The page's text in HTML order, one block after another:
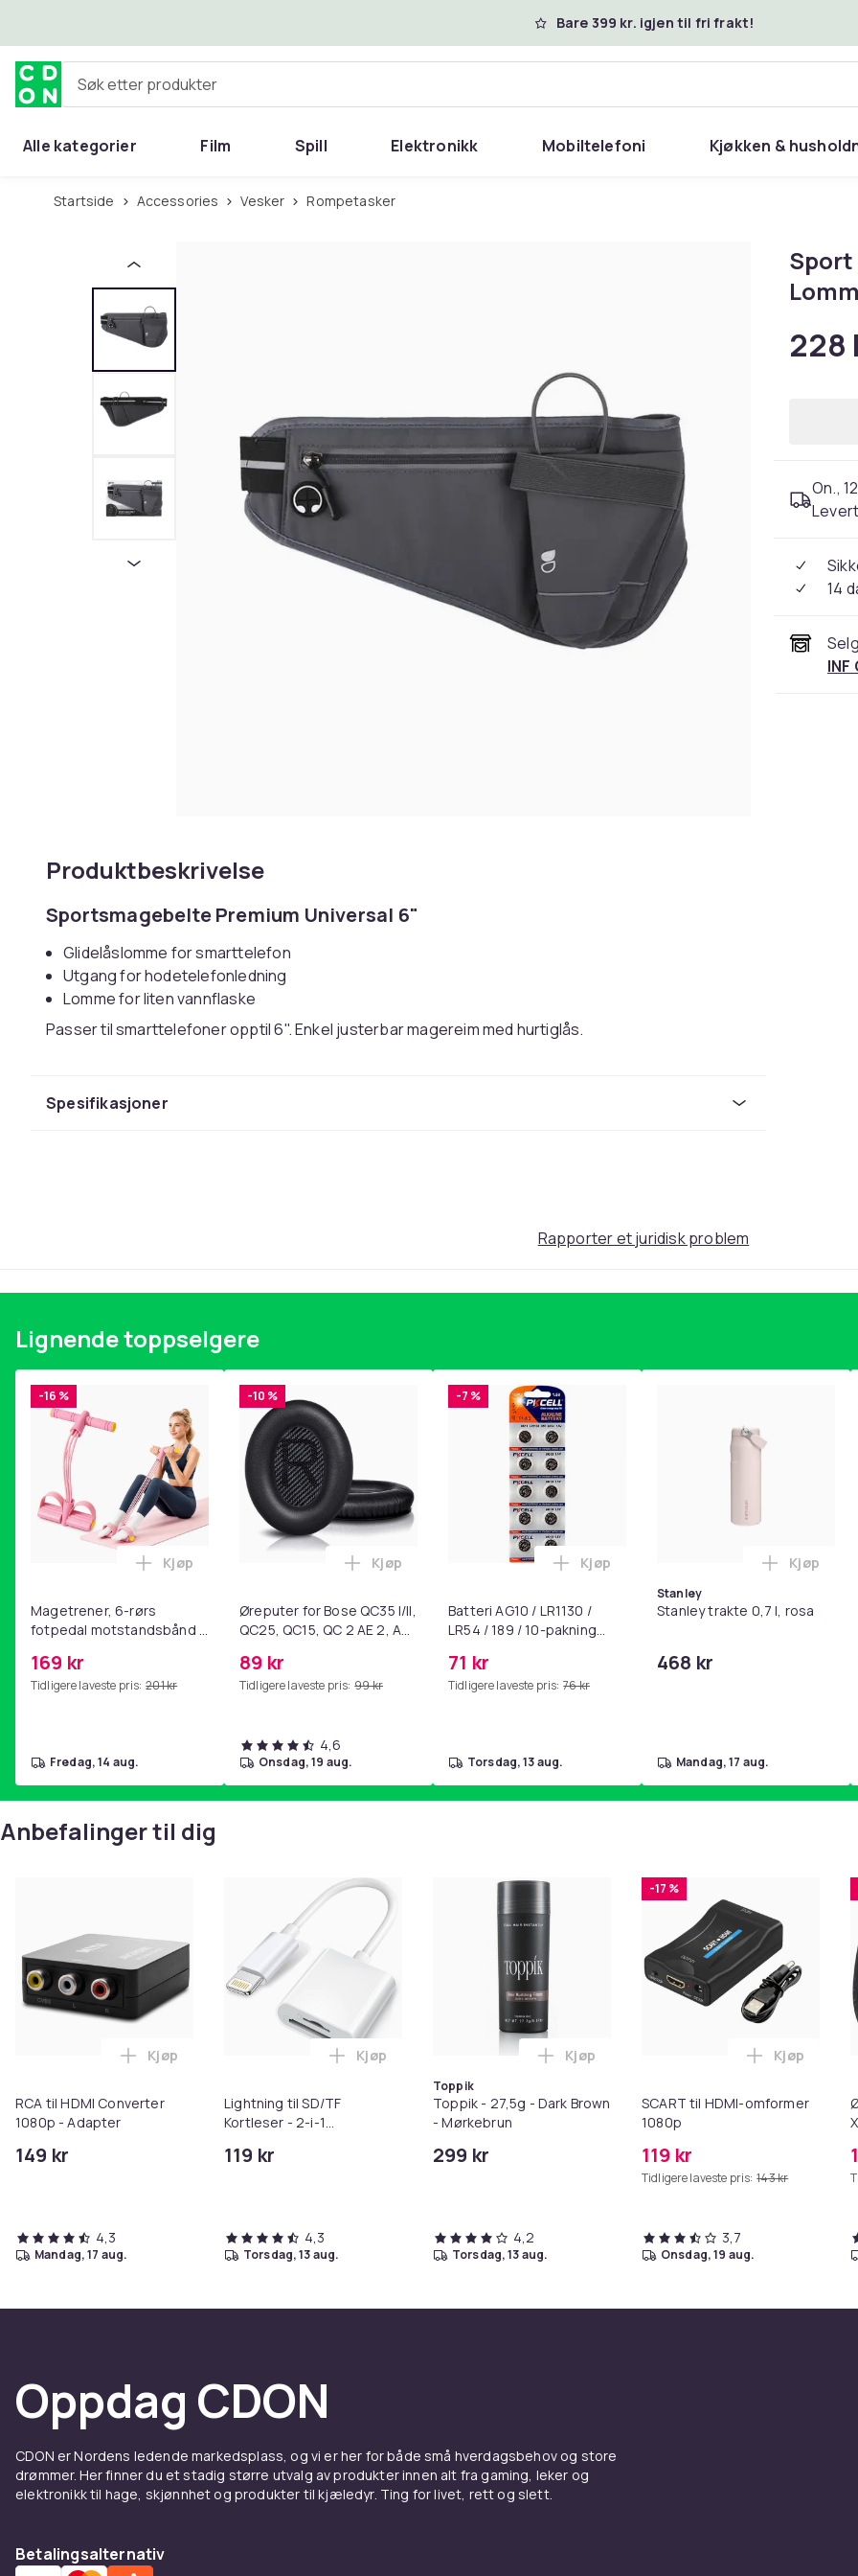
Bare 399 kr. igjen til fri frakt!
Søk etter produkter
Alle kategorier Film Spill Elektronikk Mobiltelefoni Kjøkken &
Startside Accessories Vesker Rompetasker
Produktbeskrivelse
Sportsmagebelte Premium Universal 6"
Glidelåslomme for smarttelefon
Utgang for hodetelefonledning
Lomme for liten vannflaske
Passer til smarttelefoner opptil 6". Enkel justerbar magereim med hurtiglås.
Vekt, gram
Spesifikasjoner
Sport
228
On.,
14
INF
Rapporter et juridisk problem
Lignende toppselgere
-16 %
Magetrener, 6-rørs
fotpedal motstandsbånd -
yoga og
hjemmegymnastikk Pink
169 kr
Tidligere laveste pris: 201 kr
Legg Magetrener, 6-rørs fotpedal motstandsbånd - mage- og kjernetrening, yoga og
Kjøp
fredag, 14 aug.
-10 %
Øreputer for Bose QC35 I/II,
QC25, QC15, QC 2 AE 2, AE
SoundLink Black
89 kr
Tidligere laveste pris: 99 kr
Legg Øreputer for Bose QC35 I/II, QC25, QC15, QC 2 AE 2, AE 2i, AE 2w,
Kjøp
4,6
onsdag, 19 aug.
-7 %
Batteri AG10 / LR1130 /
LR54 / 189 / 10-pakning
71 kr
Tidligere laveste pris: 76 kr
Legg Batteri AG10 / LR1130 / LR54 / 189
Kjøp
torsdag, 13 aug.
Stanley
Stanley trakte 0,7 l, rosa
468 kr
Legg
Kjøp
mandag, 17 aug.
Anbefalinger til dig
RCA til HDMI Converter
1080p - Adapter
149 kr
Legg RCA til HDMI Converter 1080p - Adapter i handlekurven
Kjøp
4,3
mandag, 17 aug.
Lightning til SD/TF
Kortleser - 2-i-1
iPhone/iPad
119 kr
Legg Lightning til SD/TF Kortleser - 2-i-1 Minnekortadapter til iPhone/
Kjøp
4,3
torsdag, 13 aug.
Toppik
Toppik - 27,5g - Dark Brown
- Mørkebrun
299 kr
Legg Toppik - 27,5g - Dark Brown -
Kjøp
4,2
torsdag, 13 aug.
-17 %
SCART til HDMI-omformer
1080p
119 kr
Tidligere laveste pris: 143 kr
Legg
Kjøp
3,7
onsdag, 19 aug.
Oppdag CDON
CDON er Nordens ledende markedsplass, og vi er her for både små hverdagsbehov og store
drømmer. Her finner du et stadig større utvalg av produkter innen alt fra gaming, leker og
elektronikk til hage, skjønnhet og produkter til kjæledyr. Ting for livet, rett og slett.
Betalingsalternativ